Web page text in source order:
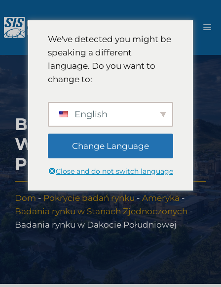
do
treści
BADANIA RYNKU
W DAKOCIE
POŁUDNIOWEJ
Dom - Pokrycie badań rynku - Ameryka-
Badania rynku w Stanach Zjednoczonych -
Badania rynku w Dakocie Południowej
We've detected you might be
speaking a different
language. Do you want to
change to:
English
Change Language
Close and do not switch language